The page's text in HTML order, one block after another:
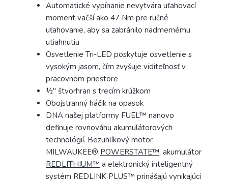
Automatické vypínanie nevytvára uťahovací
moment väčší ako 47 Nm pre ručné
uťahovanie, aby sa zabránilo nadmernému
utiahnutiu
Osvetlenie Tri-LED poskytuje osvetlenie s
vysokým jasom, čím zvyšuje viditeľnosť v
pracovnom priestore
½″ štvorhran s trecím krúžkom
Obojstranný háčik na opasok
DNA našej platformy FUEL™ nanovo
definuje rovnováhu akumulátorových
technológií. Bezuhlíkový motor
MILWAUKEE® POWERSTATE™, akumulátor
REDLITHIUM™ a elektronický inteligentný
systém REDLINK PLUS™ prinášajú vynikajúci